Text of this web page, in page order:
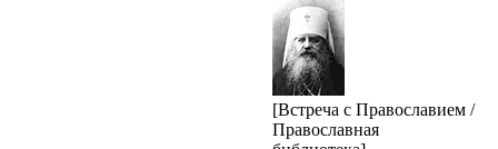
[Встреча с Православием /
Православная